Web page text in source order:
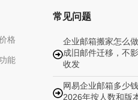
格
能
常见问题
企业邮箱搬家怎么
成旧邮件迁移，不
收发
网易企业邮箱多少
2026年按人数和版